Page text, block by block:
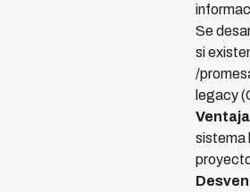
Se
si
/
legacy
sistema